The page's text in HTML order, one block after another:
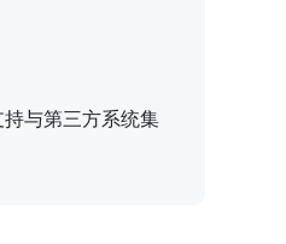
与第三方系统集